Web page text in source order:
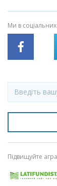
Ми в
Підвищуйте